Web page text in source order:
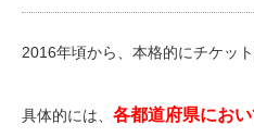
2016年頃から、本格的にチケッ
具体的には、 各都道府県にお